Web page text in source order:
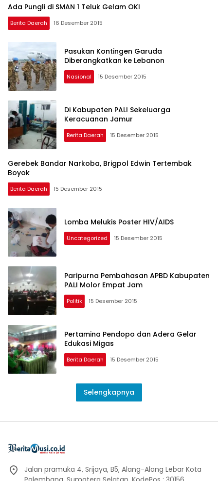
Ada Pungli di SMAN 1 Teluk Gelam OKI
Berita Daerah 16 Desember 2015
Pasukan Kontingen Garuda
Diberangkatkan ke Lebanon
Nasional 15 Desember 2015
Di Kabupaten PALI Sekeluarga
Keracuanan Jamur
Berita Daerah 15 Desember 2015
Gerebek Bandar Narkoba, Brigpol Edwin Tertembak
Boyok
Berita Daerah 15 Desember 2015
Lomba Melukis Poster HIV/AIDS
Uncategorized 15 Desember 2015
Paripurna Pembahasan APBD Kabupaten
PALI Molor Empat Jam
Politik 15 Desember 2015
Pertamina Pendopo dan Adera Gelar
Edukasi Migas
Berita Daerah 15 Desember 2015
Selengkapnya
Jalan pramuka 4, Srijaya, B5, Alang-Alang Lebar Kota